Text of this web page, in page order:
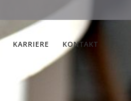
KARRIERE KONTAKT